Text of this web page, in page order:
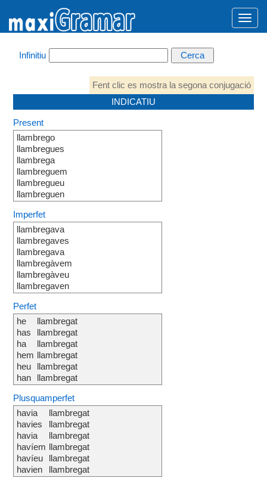
Infinitiu
Fent clic es mostra la segona conjugació
INDICATIU
Present
llambrego
llambregues
llambrega
llambreguem
llambregueu
llambreguen
Imperfet
llambregava
llambregaves
llambregava
llambregàvem
llambregàveu
llambregaven
Perfet
he
has
ha
hem
heu
han
llambregat
llambregat
llambregat
llambregat
llambregat
llambregat
Plusquamperfet
havia
havies
havia
havíem
havíeu
havien
llambregat
llambregat
llambregat
llambregat
llambregat
llambregat